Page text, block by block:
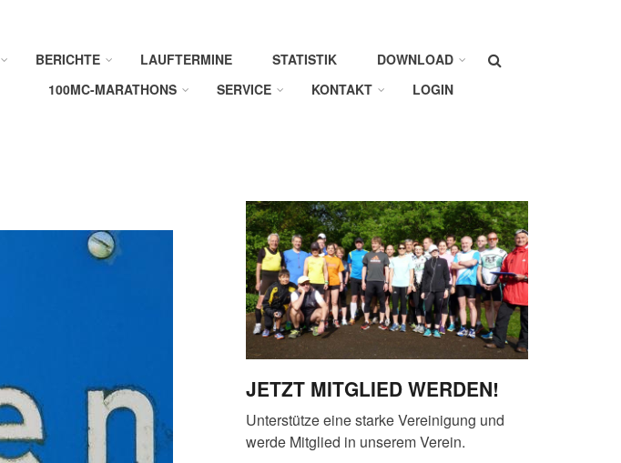
Suche
BERICHTE LAUFTERMINE STATISTIK
DOWNLOAD
100MC-MARATHONS
SERVICE KONTAKT LOGIN
JETZT MITGLIED WERDEN!
Unterstütze eine starke Vereinigung und
werde Mitglied in unserem Verein.